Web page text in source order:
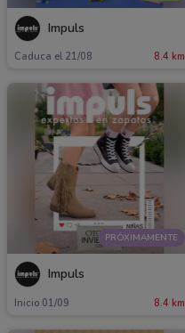
Impuls
Caduca el 21/08 8.4 km
PRÓXIMAMENTE
Impuls
Inicio 01/09 8.4 km